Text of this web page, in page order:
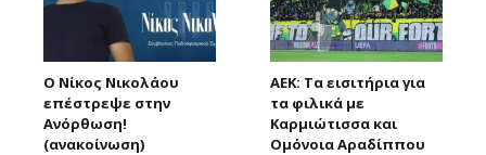
Ο Νίκος Νικολάου
επέστρεψε στην
Ανόρθωση!
(ανακοίνωση)
ΑΕΚ: Τα εισιτήρια για
τα φιλικά με
Καρμιώτισσα και
Ομόνοια Αραδίππου